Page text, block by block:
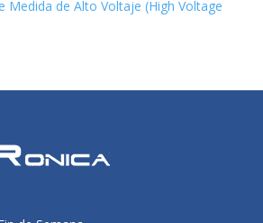
Medida de Alto Voltaje (High Voltage